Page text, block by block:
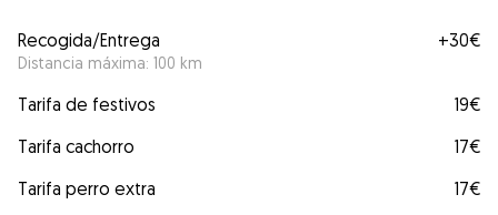
Recogida/Entrega
Distancia máxima: 100 km
+30€
Tarifa de festivos
19€
Tarifa cachorro
17€
Tarifa perro extra
17€